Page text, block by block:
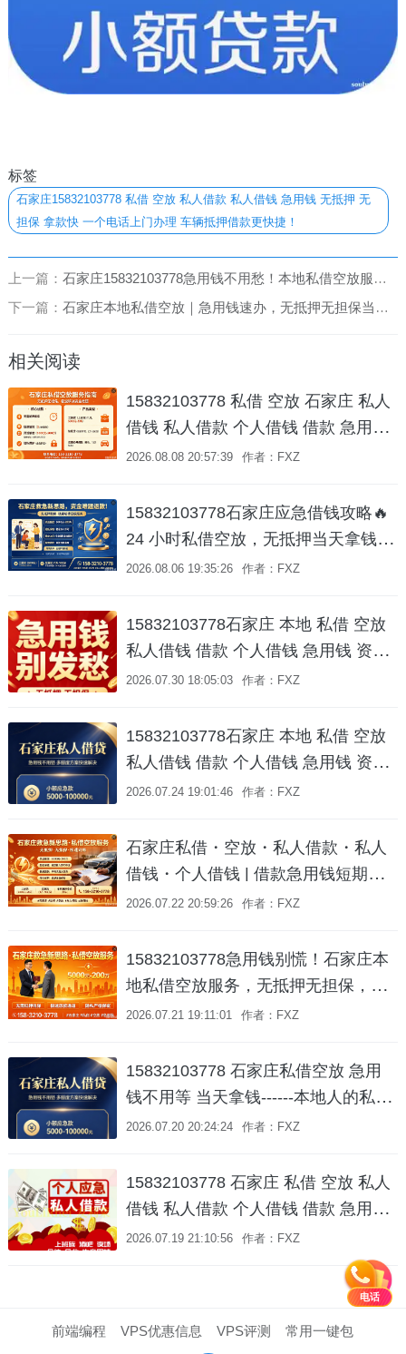
标签
石家庄15832103778 私借 空放 私人借款 私人借钱 急用钱 无抵押 无
担保 拿款快 一个电话上门办理 车辆抵押借款更快捷！
上一篇：石家庄15832103778急用钱不用愁！本地私借空放服务，主打无抵押、无担保，短期周转、私人借钱、个人借款、水钱需求均可满足，拿款速度快。支持车辆抵押借款，流程更便捷；一个电话帮你轻松解决资金难题！
下一篇：石家庄本地私借空放｜急用钱速办，无抵押无担保当天放款 158-3210-3778
相关阅读
15832103778 私借 空放 石家庄 私人
借钱 私人借款 个人借钱 借款 急用钱
短期周转 车辆抵押贷款 咨询🌟 石家
轻松搞定资金难题！ 🌟
2026.08.08 20:57:39 作者：FXZ
15832103778石家庄应急借钱攻略🔥
24 小时私借空放，无抵押当天拿钱
石家庄 私借 空放借款 急用钱 当天放
2026.08.06 19:35:26 作者：FXZ
15832103778石家庄 本地 私借 空放
私人借钱 借款 个人借钱 急用钱 资金
周转 🏠 石家庄资金周转解决方案 就
融资！
2026.07.30 18:05:03 作者：FXZ
15832103778石家庄 本地 私借 空放
私人借钱 借款 个人借钱 急用钱 资金
周转咨询 | 专业对接 就近服务
2026.07.24 19:01:46 作者：FXZ
石家庄私借・空放・私人借款・私人
借钱・个人借钱 | 借款急用钱短期周
转水钱📞 158-3210-3778
2026.07.22 20:59:26 作者：FXZ
15832103778急用钱别慌！石家庄本
地私借空放服务，无抵押无担保，私
人借钱、短期周转一个电话就到！
2026.07.21 19:11:01 作者：FXZ
15832103778 石家庄私借空放 急用
钱不用等 当天拿钱------本地人的私人
借钱服务💰
2026.07.20 20:24:24 作者：FXZ
15832103778 石家庄 私借 空放 私人
借钱 私人借款 个人借钱 借款 急用钱
短期周转 水钱 无抵押 无担保 拿款快
一个电话上门办理 车辆抵押借款更快
2026.07.19 21:10:56 作者：FXZ
前端编程 VPS优惠信息 VPS评测 常用一键包
电话